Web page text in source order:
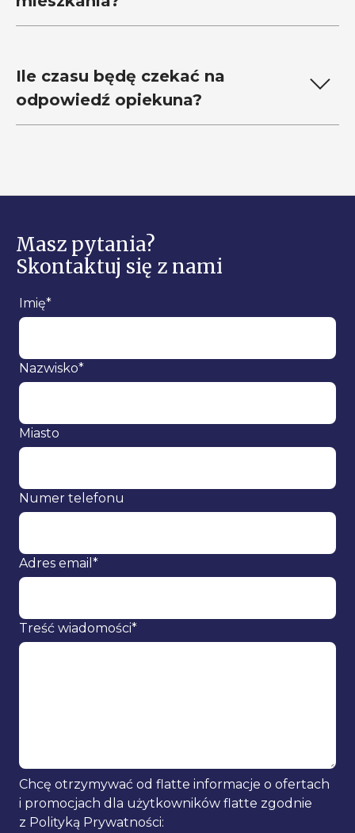
Ile czasu będę czekać na
odpowiedź opiekuna?
Masz pytania?
Skontaktuj się z nami
Imię*
Nazwisko*
Miasto
Numer telefonu
Adres email*
Treść wiadomości*
Chcę otrzymywać od flatte informacje o ofertach
i promocjach dla użytkowników flatte zgodnie
z Polityką Prywatności: